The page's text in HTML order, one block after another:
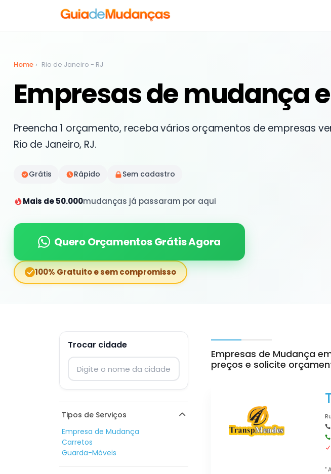
Home › Rio de Janeiro - RJ
Empresas de mudança
Preencha 1 orçamento, receba vários orçamentos de empresas
Rio de Janeiro, RJ.
Grátis Rápido Sem cadastro
Mais de 50.000mudanças já passaram por aqui
Quero Orçamentos Grátis Agora
100% Gratuito e sem compromisso
Trocar cidade
Digite o nome da cidade para trocar
Tipos de Serviços
Empresa de Mudança
Carretos
Guarda-Móveis
Empresas de Mudança
preços e solicite
"